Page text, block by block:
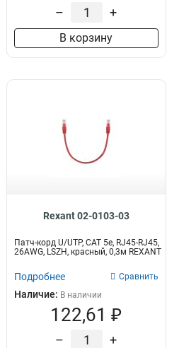
– +
В корзину
Rexant 02-0103-03
Патч-корд U/UTP, CAT 5e, RJ45-RJ45,
26AWG, LSZH, красный, 0,3м REXANT
Подробнее Сравнить
Наличие: В наличии
122,61 ₽
– +